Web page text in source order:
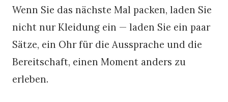
Wenn Sie das nächste Mal packen, laden Sie
nicht nur Kleidung ein — laden Sie ein paar
Sätze, ein Ohr für die Aussprache und die
Bereitschaft, einen Moment anders zu
erleben.